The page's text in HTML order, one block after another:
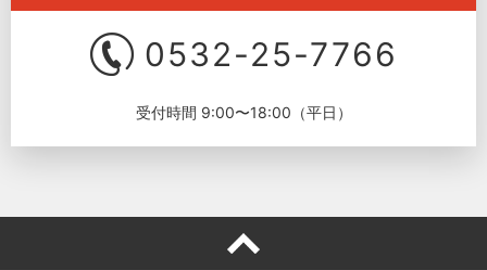
0532-25-7766
受付時間 9:00〜18:00（平日）